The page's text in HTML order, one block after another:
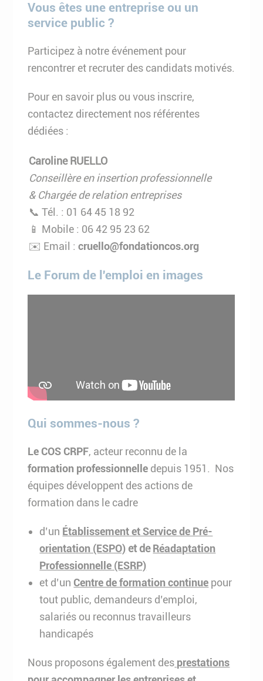
Vous êtes une entreprise ou un
service public ?
Participez à notre événement pour
rencontrer et recruter des candidats motivés.
Pour en savoir plus ou vous inscrire,
contactez directement nos référentes
dédiées :
Caroline RUELLO
Conseillère en insertion professionnelle
& Chargée de relation entreprises
📞 Tél. : 01 64 45 18 92
📱 Mobile : 06 42 95 23 62
✉️ Email :cruello@fondationcos.org
Le Forum de l'emploi en images
Qui sommes-nous ?
Le COS CRPF, acteur reconnu de la
formation professionnelle depuis 1951. Nos
équipes développent des actions de
formation dans le cadre
d’un Établissement et Service de Pré-
orientation (ESPO) et deRéadaptation
Professionnelle (ESRP)
et d’un Centre de formation continue pour
tout public, demandeurs d’emploi,
salariés ou reconnus travailleurs
handicapés
Nous proposons également des prestations